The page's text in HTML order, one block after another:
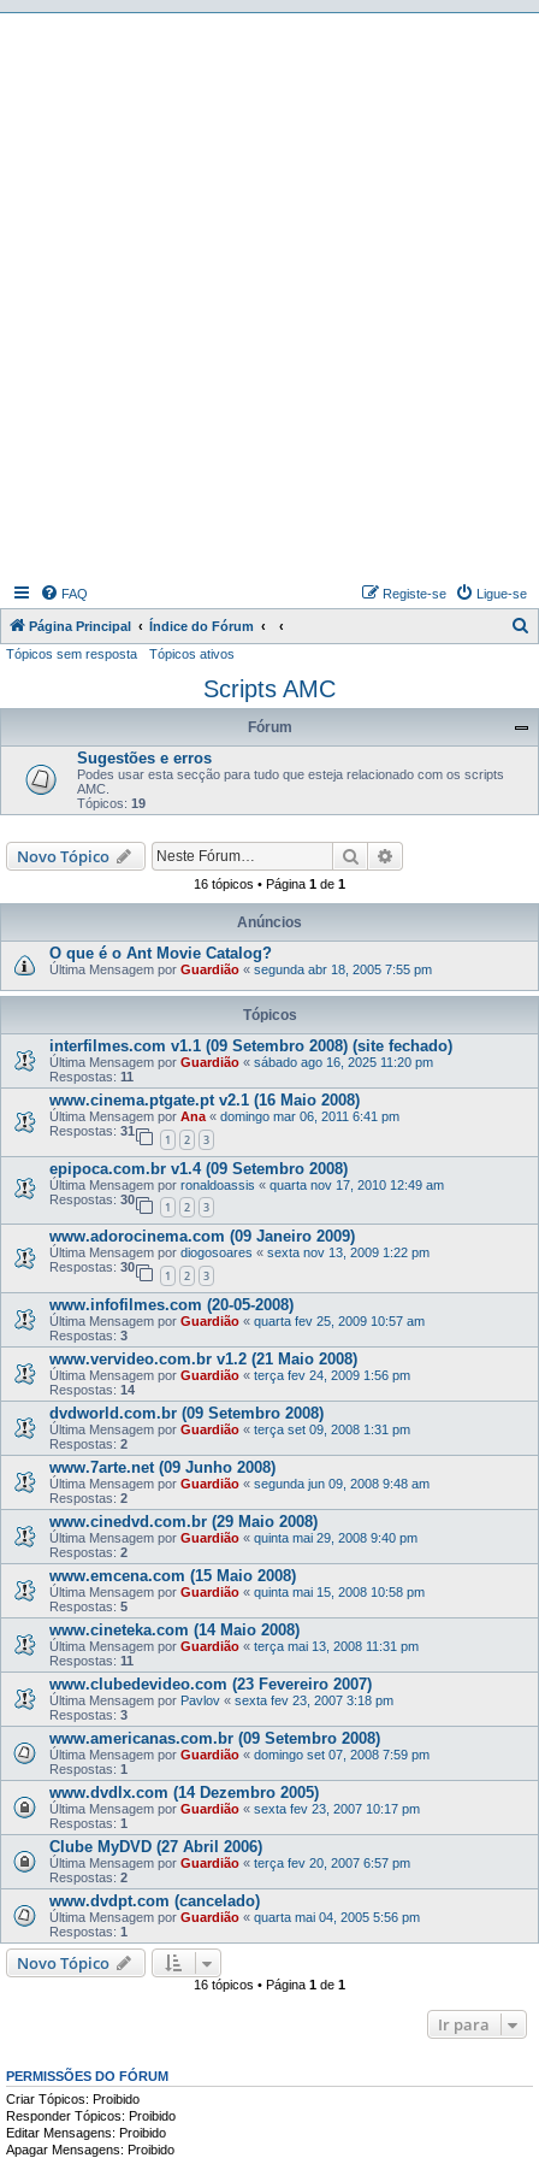
FAQ Ligue-se
Registe-se
Página Principal Índice do Fórum
q
Tópicos sem resposta Tópicos ativos
Scripts AMC
Fórum
Sugestões e erros
Podes usar esta secção para tudo que esteja relacionado com os scripts
AMC.
Tópicos: 19
Novo Tópico Pesquisar
16 tópicos • Página 1 de 1
Anúncios
O que é o Ant Movie Catalog?
Última Mensagem por Guardião « segunda abr 18, 2005 7:55 pm
Tópicos
interfilmes.com v1.1 (09 Setembro 2008) (site fechado)
Última Mensagem por Guardião « sábado ago 16, 2025 11:20 pm
Respostas: 11
www.cinema.ptgate.pt v2.1 (16 Maio 2008)
Última Mensagem por Ana « domingo mar 06, 2011 6:41 pm
Respostas: 31
1 2 3
epipoca.com.br v1.4 (09 Setembro 2008)
Última Mensagem por ronaldoassis « quarta nov 17, 2010 12:49 am
Respostas: 30
1 2 3
www.adorocinema.com (09 Janeiro 2009)
Última Mensagem por diogosoares « sexta nov 13, 2009 1:22 pm
Respostas: 30
1 2 3
www.infofilmes.com (20-05-2008)
Última Mensagem por Guardião « quarta fev 25, 2009 10:57 am
Respostas: 3
www.vervideo.com.br v1.2 (21 Maio 2008)
Última Mensagem por Guardião « terça fev 24, 2009 1:56 pm
Respostas: 14
dvdworld.com.br (09 Setembro 2008)
Última Mensagem por Guardião « terça set 09, 2008 1:31 pm
Respostas: 2
www.7arte.net (09 Junho 2008)
Última Mensagem por Guardião « segunda jun 09, 2008 9:48 am
Respostas: 2
www.cinedvd.com.br (29 Maio 2008)
Última Mensagem por Guardião « quinta mai 29, 2008 9:40 pm
Respostas: 2
www.emcena.com (15 Maio 2008)
Última Mensagem por Guardião « quinta mai 15, 2008 10:58 pm
Respostas: 5
www.cineteka.com (14 Maio 2008)
Última Mensagem por Guardião « terça mai 13, 2008 11:31 pm
Respostas: 11
www.clubedevideo.com (23 Fevereiro 2007)
Última Mensagem por Pavlov « sexta fev 23, 2007 3:18 pm
Respostas: 3
www.americanas.com.br (09 Setembro 2008)
Última Mensagem por Guardião « domingo set 07, 2008 7:59 pm
Respostas: 1
www.dvdlx.com (14 Dezembro 2005)
Última Mensagem por Guardião « sexta fev 23, 2007 10:17 pm
Respostas: 1
Clube MyDVD (27 Abril 2006)
Última Mensagem por Guardião « terça fev 20, 2007 6:57 pm
Respostas: 2
www.dvdpt.com (cancelado)
Última Mensagem por Guardião « quarta mai 04, 2005 5:56 pm
Respostas: 1
Novo Tópico
16 tópicos • Página 1 de 1
Ir para
PERMISSÕES DO FÓRUM
Criar Tópicos: Proibido
Responder Tópicos: Proibido
Editar Mensagens: Proibido
Apagar Mensagens: Proibido